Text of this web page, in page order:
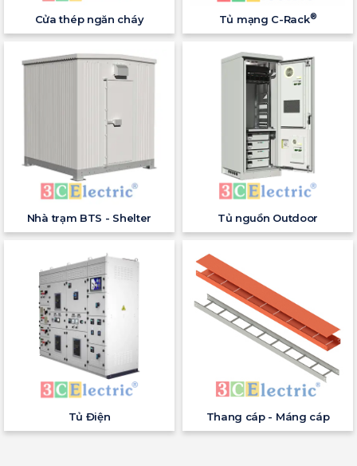
Cửa thép ngăn cháy Tủ mạng C-Rack®
Nhà trạm BTS - Shelter Tủ nguồn Outdoor
Tủ Điện Thang cáp - Máng cáp